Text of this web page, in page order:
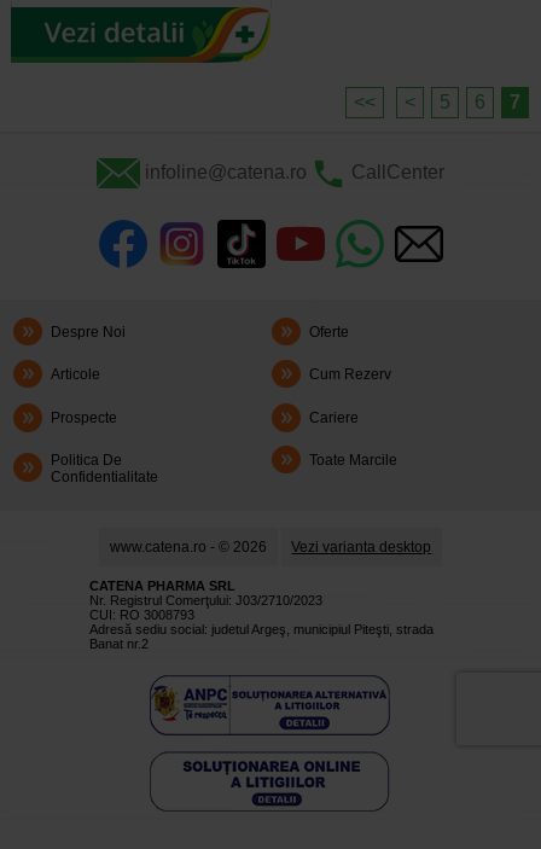
<< < 5 6 7
infoline@catena.ro CallCenter
Despre Noi Oferte
Articole Cum Rezerv
Prospecte Cariere
Politica De
Confidentialitate
Toate Marcile
www.catena.ro - © 2026 Vezi varianta desktop
CATENA PHARMA SRL
Nr. Registrul Comerţului: J03/2710/2023
CUI: RO 3008793
Adresă sediu social: judetul Argeş, municipiul Piteşti, strada
Banat nr.2